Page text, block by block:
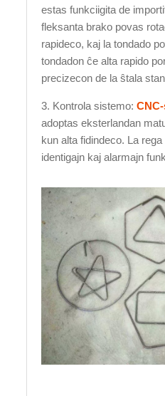
estas funkciigita de
fleksanta brako povas
rapideco, kaj la tondado
tondadon ĉe alta rapido
precizecon de la ŝtala
3. Kontrola sistemo:
adoptas eksterlandan
kun alta fidindeco. La
identigajn kaj alarmajn